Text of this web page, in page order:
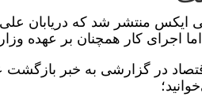
اجتماعی ایکس منتشر شد که
اجرای کار همچنان بر عهده
در گزارشی به خبر